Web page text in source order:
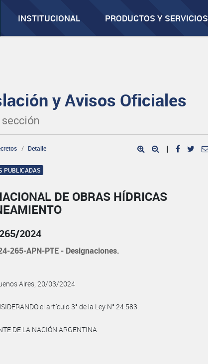
INSTITUCIONAL PRODUCTOS Y SERVICIOS
y Avisos Oficiales
Detalle |
PUBLICADAS
DE OBRAS HÍDRICAS
2024
265-APN-PTE - Designaciones.
Aires, 20/03/2024
el artículo 3° de la Ley N° 24.583.
DE LA NACIÓN ARGENTINA